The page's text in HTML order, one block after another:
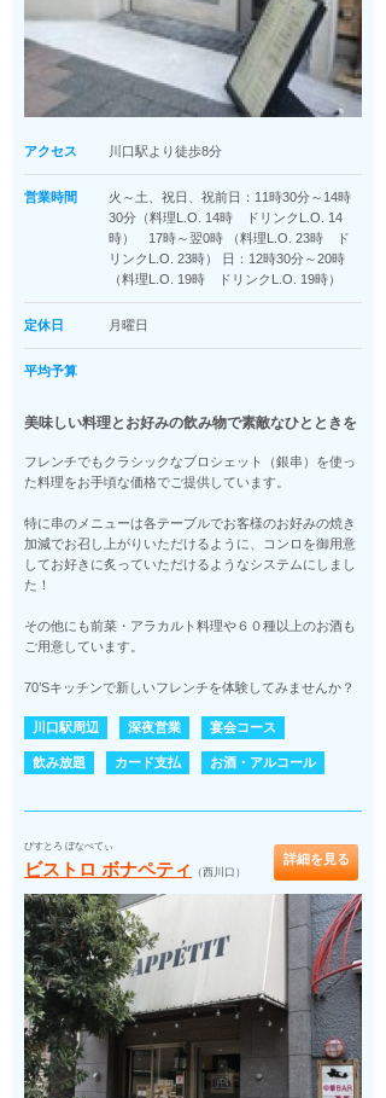
アクセス 川口駅より徒歩8分
営業時間
火～土、祝日、祝前日：11時30分～14時
30分（料理L.O. 14時 ドリンクL.O. 14
時） 17時～翌0時 （料理L.O. 23時 ド
リンクL.O. 23時） 日：12時30分～20時
（料理L.O. 19時 ドリンクL.O. 19時）
定休日 月曜日
平均予算
美味しい料理とお好みの飲み物で素敵なひとときを
フレンチでもクラシックなブロシェット（銀串）を使っ
た料理をお手頃な価格でご提供しています。
特に串のメニューは各テーブルでお客様のお好みの焼き
加減でお召し上がりいただけるように、コンロを御用意
してお好きに炙っていただけるようなシステムにしまし
た！
その他にも前菜・アラカルト料理や６０種以上のお酒も
ご用意しています。
70’Sキッチンで新しいフレンチを体験してみませんか？
川口駅周辺 深夜営業 宴会コース
飲み放題 カード支払 お酒・アルコール
びすとろ ぼなぺてぃ
ビストロ ボナペティ （西川口）
詳細を見る